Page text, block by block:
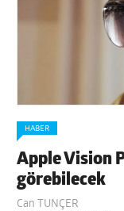
HABER
Apple Vision
görebilecek
Can TUNÇER